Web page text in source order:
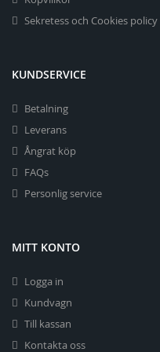
Sekretess och Cookies policy
KUNDSERVICE
Betalning
Leverans
Ångrat köp
FAQs
Personlig service
MITT KONTO
Logga in
Kundvagn
Till kassan
Kontakta oss